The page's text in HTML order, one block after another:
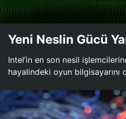
Yeni Neslin Gücü
Intel’in en son nesil
hayalindeki oyun bilgisayarını